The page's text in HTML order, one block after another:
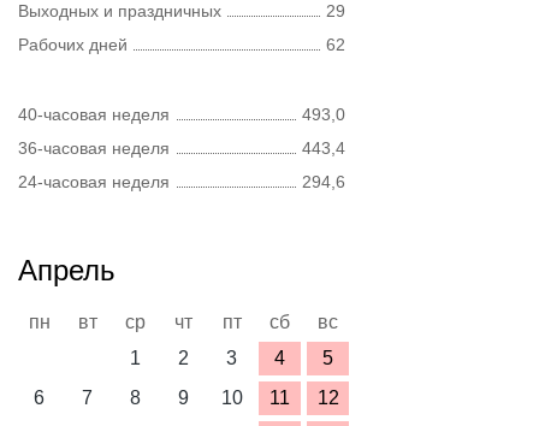
Выходных и праздничных
29
Рабочих дней
62
40-часовая неделя
493,0
36-часовая неделя
443,4
24-часовая неделя
294,6
Апрель
пн вт ср чт пт сб
вс
1
2 3 4
5
6
7 8 9 10 11
12